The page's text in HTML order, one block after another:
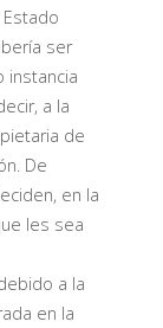
ser
instancia
a la
de
De
en la
les sea
a la
en la